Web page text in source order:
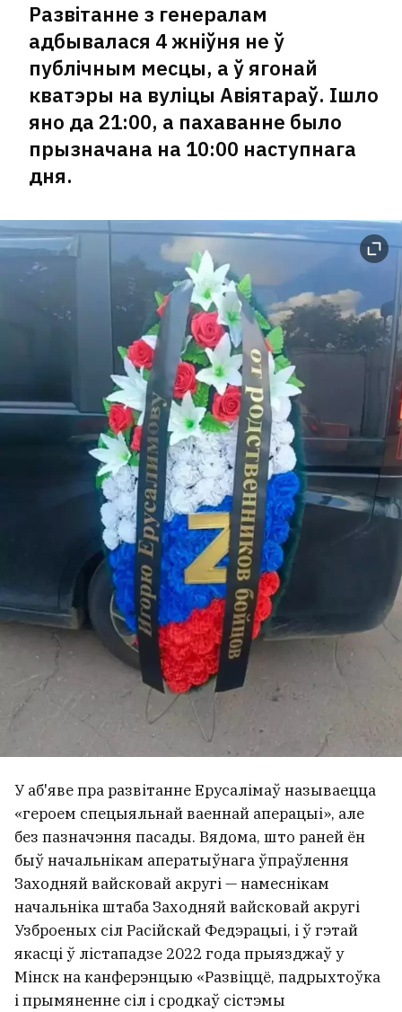
Развітанне з генералам
адбывалася 4 жніўня не ў
публічным месцы, а ў ягонай
кватэры на вуліцы Авіятараў. Ішло
яно да 21:00, а пахаванне было
прызначана на 10:00 наступнага
дня.
У аб'яве пра развітанне Ерусалімаў называецца
«героем спецыяльнай ваеннай аперацыі», але
без пазначэння пасады. Вядома, што раней ён
быў начальнікам аператыўнага ўпраўлення
Заходняй вайсковай акругі — намеснікам
начальніка штаба Заходняй вайсковай акругі
Узброеных сіл Расійскай Федэрацыі, і ў гэтай
якасці ў лістападзе 2022 года прыязджаў у
Мінск на канферэнцыю «Развіццё, падрыхтоўка
і прымяненне сіл і сродкаў сістэмы